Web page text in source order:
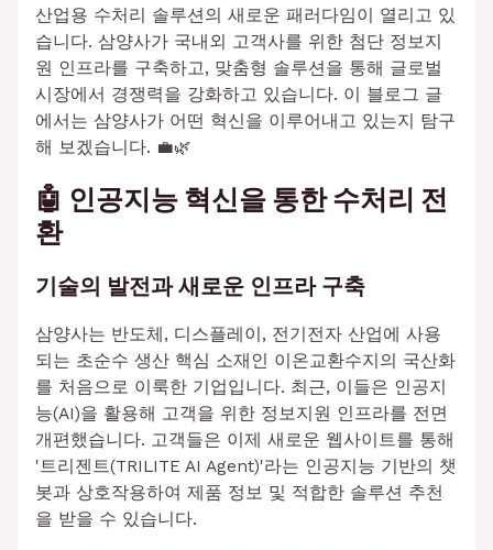
산업용 수처리 솔루션의 새로운 패러다임이 열리고 있
습니다. 삼양사가 국내외 고객사를 위한 첨단 정보지
원 인프라를 구축하고, 맞춤형 솔루션을 통해 글로벌
시장에서 경쟁력을 강화하고 있습니다. 이 블로그 글
에서는 삼양사가 어떤 혁신을 이루어내고 있는지 탐구
해 보겠습니다. 💼🌿
🤖 인공지능 혁신을 통한 수처리 전
환
기술의 발전과 새로운 인프라 구축
삼양사는 반도체, 디스플레이, 전기전자 산업에 사용
되는 초순수 생산 핵심 소재인 이온교환수지의 국산화
를 처음으로 이룩한 기업입니다. 최근, 이들은 인공지
능(AI)을 활용해 고객을 위한 정보지원 인프라를 전면
개편했습니다. 고객들은 이제 새로운 웹사이트를 통해
'트리젠트(TRILITE AI Agent)'라는 인공지능 기반의 챗
봇과 상호작용하여 제품 정보 및 적합한 솔루션 추천
을 받을 수 있습니다.